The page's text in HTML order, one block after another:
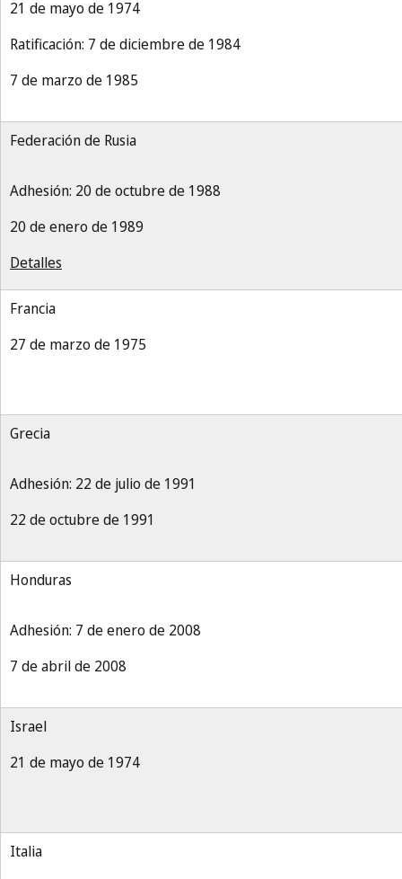
21 de mayo de 1974
Ratificación: 7 de diciembre de 1984
7 de marzo de 1985
Federación de Rusia
Adhesión: 20 de octubre de 1988
20 de enero de 1989
Detalles
Francia
27 de marzo de 1975
Grecia
Adhesión: 22 de julio de 1991
22 de octubre de 1991
Honduras
Adhesión: 7 de enero de 2008
7 de abril de 2008
Israel
21 de mayo de 1974
Italia